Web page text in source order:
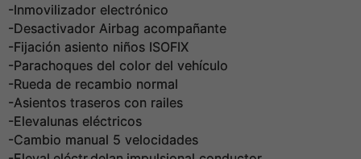
-Inmovilizador electrónico
-Desactivador Airbag acompañante
-Fijación asiento niños ISOFIX
-Parachoques del color del vehículo
-Rueda de recambio normal
-Asientos traseros con railes
-Elevalunas eléctricos
-Cambio manual 5 velocidades